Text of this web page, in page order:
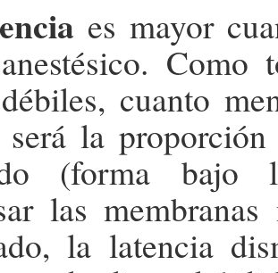
es mayor
Como
cuanto
será la
(forma bajo
las
la latencia